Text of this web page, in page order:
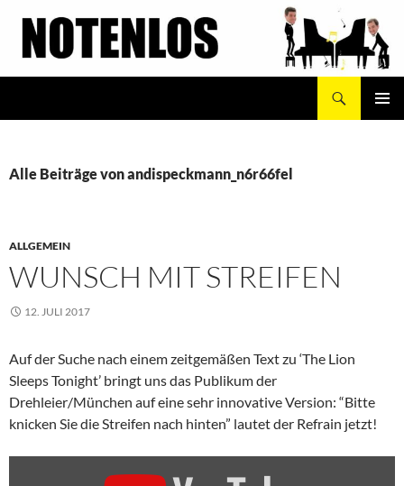
Inhalt
springen
Alle Beiträge von andispeckmann_n6r66fel
ALLGEMEIN
WUNSCH MIT STREIFEN
12. JULI 2017
Auf der Suche nach einem zeitgemäßen Text zu ‘The Lion
Sleeps Tonight’ bringt uns das Publikum der
Drehleier/München auf eine sehr innovative Version: “Bitte
knicken Sie die Streifen nach hinten” lautet der Refrain jetzt!